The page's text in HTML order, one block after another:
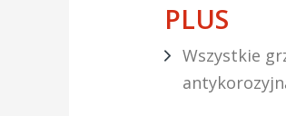
PLUS
Wszystkie